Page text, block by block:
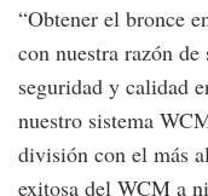
“Obtener el bronce
con nuestra razón
seguridad y calidad
nuestro sistema
división con el más
exitosa del WCM a